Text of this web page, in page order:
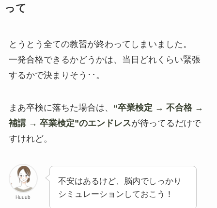
って
とうとう全ての教習が終わってしまいました。
一発合格できるかどうかは、当日どれくらい緊張
するかで決まりそう･･。
まあ卒検に落ちた場合は、 “卒業検定 → 不合格 →
補講 → 卒業検定”のエンドレスが待ってるだけで
すけれど。
Huuub
不安はあるけど、脳内でしっかり
シミュレーションしておこう！